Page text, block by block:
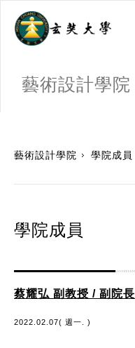
藝術設計學院
藝術設計學院 學院成員
學院成員
蔡耀弘 副教授 / 副院長
2022.02.07( 週一. )